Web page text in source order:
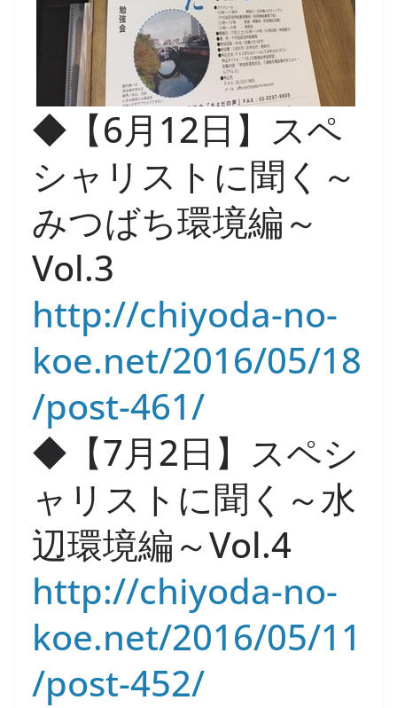
◆【6月12日】スペ
シャリストに聞く～
みつばち環境編～
Vol.3
http://chiyoda-no-
koe.net/2016/05/18
/post-461/
◆【7月2日】スペシ
ャリストに聞く～水
辺環境編～Vol.4
http://chiyoda-no-
koe.net/2016/05/11
/post-452/